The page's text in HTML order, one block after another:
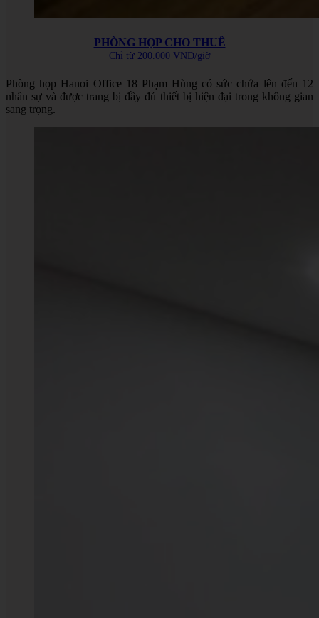
PHÒNG HỌP CHO THUÊ
Chỉ từ 200.000 VNĐ/giờ
Phòng họp Hanoi Office 18 Phạm Hùng có sức chứa lên đến 12
nhân sự và được trang bị đầy đủ thiết bị hiện đại trong không gian
sang trọng.